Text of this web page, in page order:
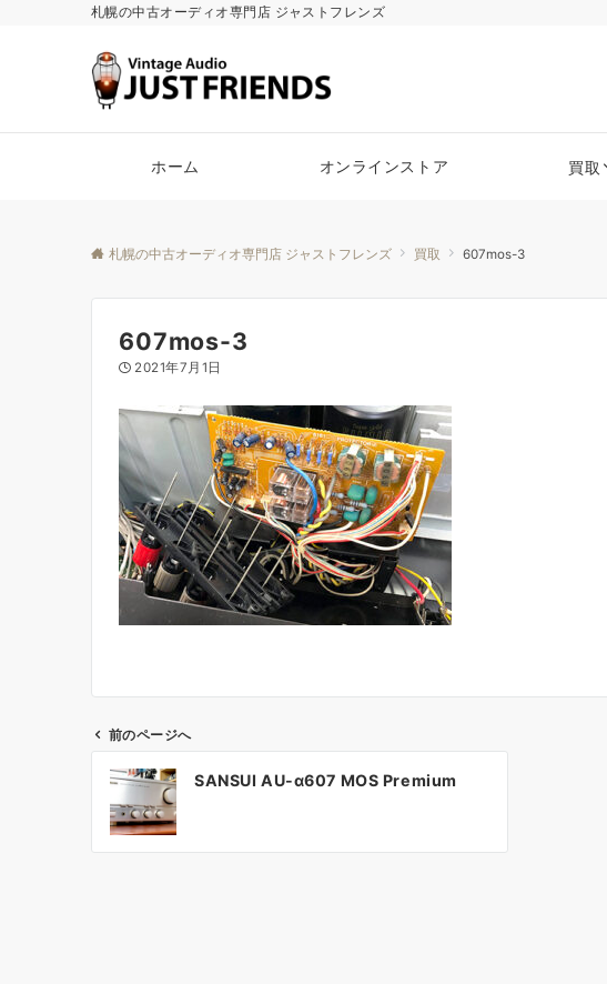
札幌の中古オーディオ専門店 ジャストフレンズ
ホーム オンラインストア 買取
札幌の中古オーディオ専門店 ジャストフレンズ 買取 607mos-3
607mos-3
2021年7月1日
前のページへ
SANSUI AU-α607 MOS Premium